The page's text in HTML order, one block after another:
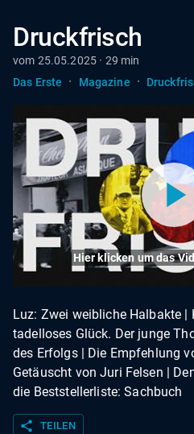
Druckfrisch
vom 25.05.2025 · 29 min
Das Erste
· Magazine ·
Hier klicken um das
Luz: Zwei weibliche Halbakte |
tadelloses Glück. Der junge
des Erfolgs | Die Empfehlung
Getäuscht von Juri Felsen |
die Beststellerliste: Sachbuch
share TEILEN